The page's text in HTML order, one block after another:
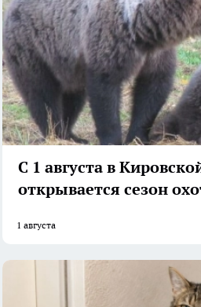
С 1 августа в
открывается сезон
1 августа